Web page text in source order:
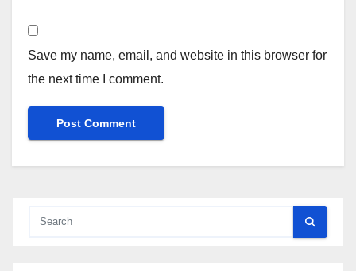
Save my name, email, and website in this browser for
the next time I comment.